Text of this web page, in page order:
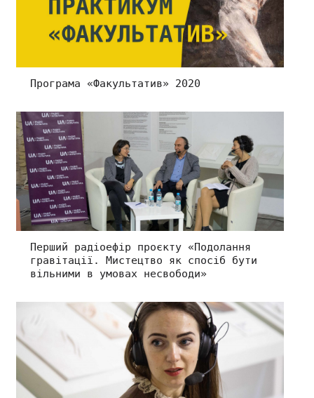
Програма «Факультатив» 2020
Перший радіоефір проєкту «Подолання
гравітації. Мистецтво як спосіб бути
вільними в умовах несвободи»